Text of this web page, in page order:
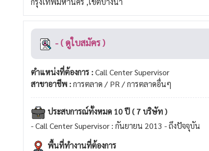
- ( ดูใบสมัคร )
ตำแหน่งที่ต้องการ :Call Center Supervisor
สาขาอาชีพ :การตลาด / PR / การตลาดอื่นๆ
ประสบการณ์ทั้งหมด 10 ปี ( 7 บริษัท )
- Call Center Supervisor : กันยายน 2013 - ถึงปัจจุบัน
พื้นที่ทำงานที่ต้องการ